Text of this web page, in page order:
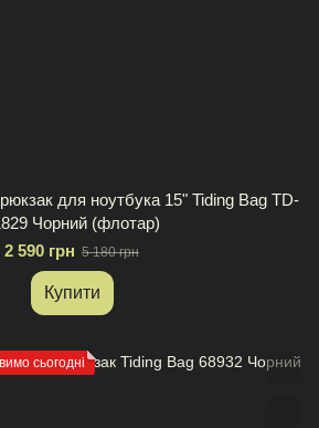
для ноутбука 15" Tiding Bag TD-
Чорний (флотар)
2 590 грн 5 180 грн
Купити
сьогодні